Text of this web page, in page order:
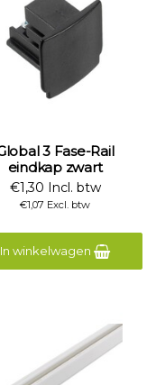
3 Fase-Rail
eindkap zwart
€1,30 Incl. btw
€1,07 Excl. btw
In winkelwagen